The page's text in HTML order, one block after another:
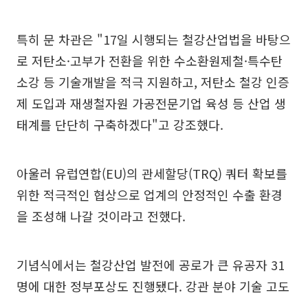
특히 문 차관은 "17일 시행되는 철강산업법을 바탕으
로 저탄소·고부가 전환을 위한 수소환원제철·특수탄
소강 등 기술개발을 적극 지원하고, 저탄소 철강 인증
제 도입과 재생철자원 가공전문기업 육성 등 산업 생
태계를 단단히 구축하겠다"고 강조했다.
아울러 유럽연합(EU)의 관세할당(TRQ) 쿼터 확보를
위한 적극적인 협상으로 업계의 안정적인 수출 환경
을 조성해 나갈 것이라고 전했다.
기념식에서는 철강산업 발전에 공로가 큰 유공자 31
명에 대한 정부포상도 진행됐다. 강관 분야 기술 고도